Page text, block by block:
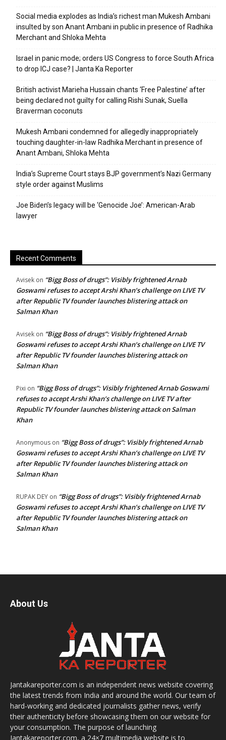
Social media explodes as India’s richest man Mukesh Ambani
insulted by son Anant Ambani in public in presence of Radhika
Merchant and Shloka Mehta
Israel in panic mode; orders US Congress to force South Africa
to drop ICJ case? | Janta Ka Reporter
British activist Marieha Hussain chants ‘Free Palestine’ after
being declared not guilty for calling Rishi Sunak, Suella
Braverman coconuts
Mukesh Ambani condemned for allegedly inappropriately
touching daughter-in-law Radhika Merchant in presence of
Anant Ambani, Shloka Mehta
India’s Supreme Court stays BJP government’s Nazi Germany
style order against Muslims
Joe Biden’s legacy will be ‘Genocide Joe’: American-Arab
lawyer
Recent Comments
Avisek on “Bigg Boss of drugs”: Visibly frightened Arnab
Goswami refuses to accept Arshi Khan’s challenge on LIVE TV
after Republic TV founder launches blistering attack on
Salman Khan
Avisek on “Bigg Boss of drugs”: Visibly frightened Arnab
Goswami refuses to accept Arshi Khan’s challenge on LIVE TV
after Republic TV founder launches blistering attack on
Salman Khan
Pixi on “Bigg Boss of drugs”: Visibly frightened Arnab Goswami
refuses to accept Arshi Khan’s challenge on LIVE TV after
Republic TV founder launches blistering attack on Salman
Khan
Anonymous on “Bigg Boss of drugs”: Visibly frightened Arnab
Goswami refuses to accept Arshi Khan’s challenge on LIVE TV
after Republic TV founder launches blistering attack on
Salman Khan
RUPAK DEY on “Bigg Boss of drugs”: Visibly frightened Arnab
Goswami refuses to accept Arshi Khan’s challenge on LIVE TV
after Republic TV founder launches blistering attack on
Salman Khan
About Us
Jantakareporter.com is an independent news website covering
the latest trends from India and around the world. Our team of
hard-working and dedicated journalists gather news, verify
their authenticity before showcasing them on our website for
your consumption. The purpose of launching
Jantakareporter.com, a 24×7 multimedia website is to